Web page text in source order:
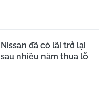
Nissan đã có lãi trở lại
sau nhiều năm thua lỗ